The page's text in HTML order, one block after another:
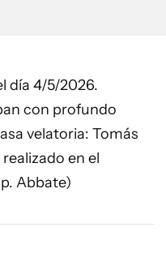
día 4/5/2026.
con profundo
velatoria: Tomás
realizado en el
Abbate)